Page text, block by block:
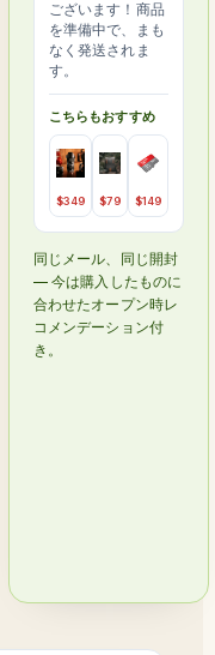
ございます！商品
を準備中で、まも
なく発送されま
す。
こちらもおすすめ
$349 $79 $149
同じメール、同じ開封
— 今は購入したものに
合わせたオープン時レ
コメンデーション付
き。